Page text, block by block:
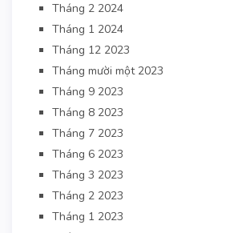
Tháng 2 2024
Tháng 1 2024
Tháng 12 2023
Tháng mười một 2023
Tháng 9 2023
Tháng 8 2023
Tháng 7 2023
Tháng 6 2023
Tháng 3 2023
Tháng 2 2023
Tháng 1 2023